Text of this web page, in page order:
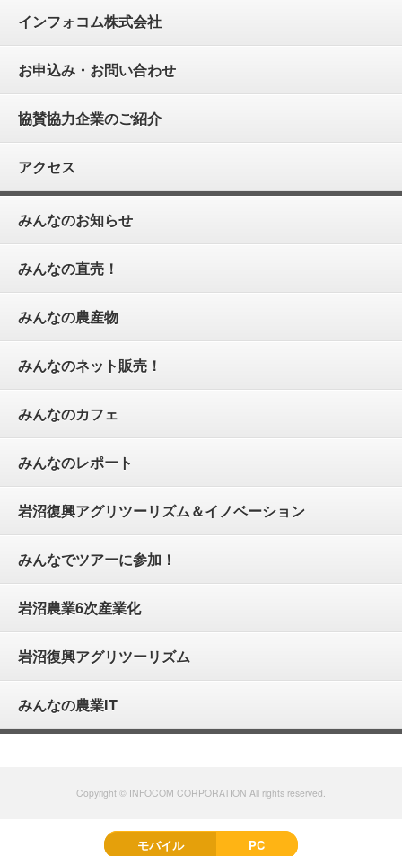
インフォコム株式会社
お申込み・お問い合わせ
協賛協力企業のご紹介
アクセス
みんなのお知らせ
みんなの直売！
みんなの農産物
みんなのネット販売！
みんなのカフェ
みんなのレポート
岩沼復興アグリツーリズム＆イノベーション
みんなでツアーに参加！
岩沼農業6次産業化
岩沼復興アグリツーリズム
みんなの農業IT
Copyright © INFOCOM CORPORATION All rights reserved.
モバイル PC